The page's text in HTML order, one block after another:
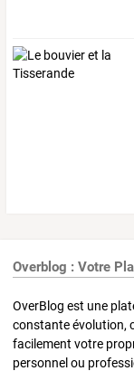
Overblog : Votre
OverBlog est une
constante évolution,
facilement votre
personnel ou